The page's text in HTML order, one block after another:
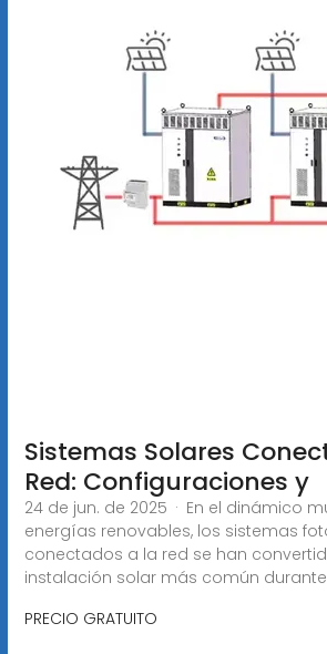
Sistemas Solares
Red: Configuraciones y
24 de jun. de 2025 · En el dinámico
energías renovables, los sistemas
conectados a la red se han
instalación solar más común
PRECIO GRATUITO